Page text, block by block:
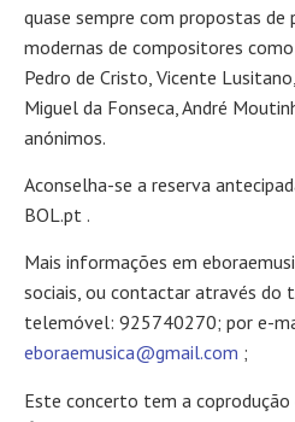
quase sempre com propostas de
modernas de compositores
Pedro de Cristo, Vicente
Miguel da Fonseca, André
anónimos.
Aconselha-se a reserva
BOL.pt .
Mais informações em
sociais, ou contactar através
telemóvel: 925740270; por e-
eboraemusica@gmail.com ;
Este concerto tem a coprodução